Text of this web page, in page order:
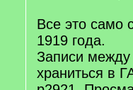
Все это само
1919 года.
Записи между
храниться в